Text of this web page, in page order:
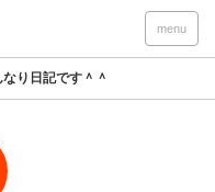
menu
り日記です＾＾